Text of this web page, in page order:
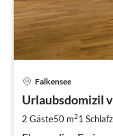
Falkensee
Urlaubsdomizil
2 Gäste50 m21